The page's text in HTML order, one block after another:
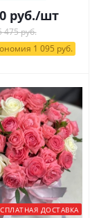
руб./шт
475 руб.
1 095 руб.
ДОСТАВКА